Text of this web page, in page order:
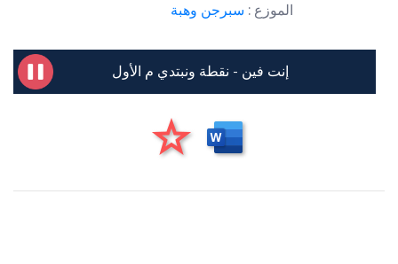
الموزع : سبرجن وهبة
إنت فين - نقطة ونبتدي م الأول